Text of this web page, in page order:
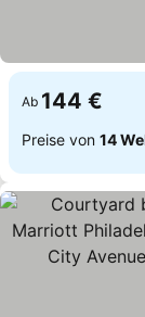
Ab 144 €
Preise von 14